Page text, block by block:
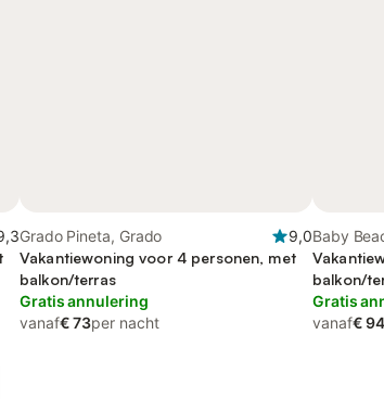
Grado Pineta, Grado
9,0
Vakantiewoning voor 4 personen, met
balkon/terras
Gratis annulering
vanaf€ 73per nacht
Baby
balkon/
Gratis
vanaf€ 94